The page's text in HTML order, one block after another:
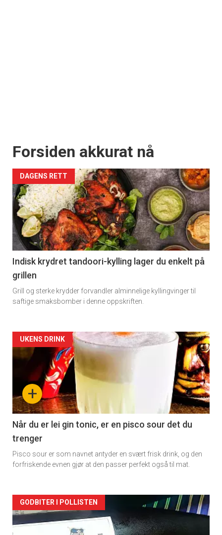
Forsiden akkurat nå
DAGENS RETT
Indisk krydret tandoori-kylling lager du enkelt på
grillen
Grill og sterke krydder forvandler alminnelige kyllingvinger til
saftige smaksbomber i denne oppskriften.
Forsiden
akkurat
nå
-
2
+
UKENS DRINK
Når du er lei gin tonic, er en pisco sour det du
trenger
Pisco sour er som navnet antyder en svært frisk drink, og den
forfriskende evnen gjør at den passer perfekt også til mat.
Forsiden
akkurat
GODBITER I POLLISTEN